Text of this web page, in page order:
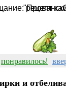
понравилось!
и